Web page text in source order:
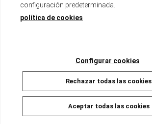
configuración predeterminada.
política de cookies
Configurar cookies
Rechazar todas las cookies
Aceptar todas las cookies